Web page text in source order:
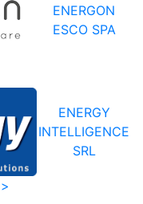
ENERGON
ESCO SPA
ENERGY
INTELLIGENCE
SRL